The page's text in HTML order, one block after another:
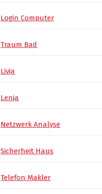
Login Computer
Traum Bad
Livja
Lenja
Netzwerk Analyse
Sicherheit Haus
Telefon Makler